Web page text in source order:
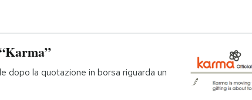
dopo la quotazione in borsa riguarda un